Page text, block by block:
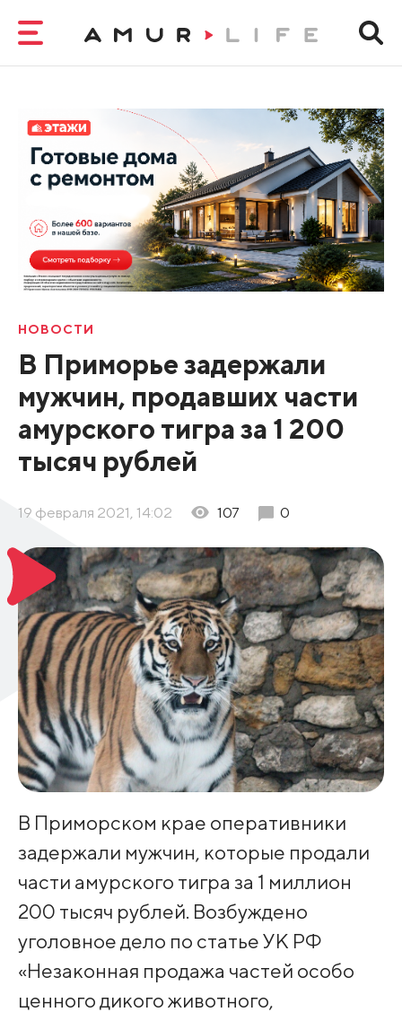
НОВОСТИ
В Приморье задержали
мужчин, продавших части
амурского тигра за 1 200
тысяч рублей
19 февраля 2021, 14:02 107 0
В Приморском крае оперативники
задержали мужчин, которые продали
части амурского тигра за 1 миллион
200 тысяч рублей. Возбуждено
уголовное дело по статье УК РФ
«Незаконная продажа частей особо
ценного дикого животного,